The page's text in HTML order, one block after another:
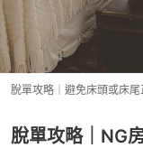
脫單攻略｜避免床頭或床
脫單攻略｜NG